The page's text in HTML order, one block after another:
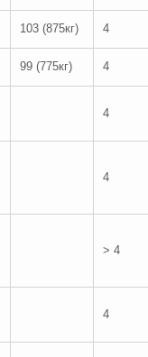
103 (875кг) 4
99 (775кг) 4
4
4
> 4
4